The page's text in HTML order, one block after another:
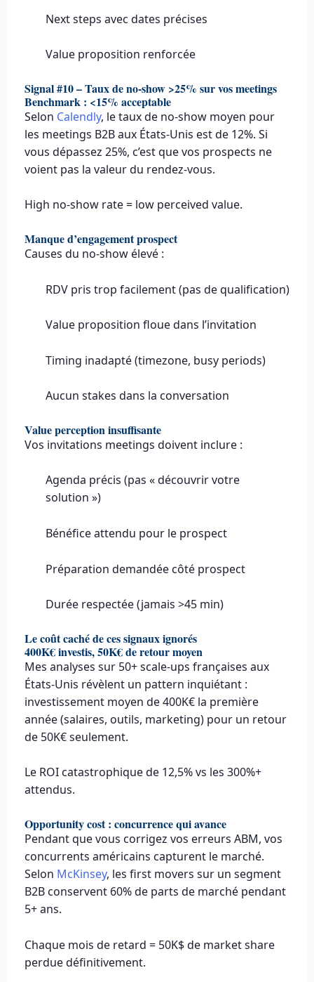
Next steps avec dates précises
Value proposition renforcée
Signal #10 – Taux de no-show >25% sur vos meetings
Benchmark : <15% acceptable
Selon Calendly, le taux de no-show moyen pour
les meetings B2B aux États-Unis est de 12%. Si
vous dépassez 25%, c’est que vos prospects ne
voient pas la valeur du rendez-vous.
High no-show rate = low perceived value.
Manque d’engagement prospect
Causes du no-show élevé :
RDV pris trop facilement (pas de qualification)
Value proposition floue dans l’invitation
Timing inadapté (timezone, busy periods)
Aucun stakes dans la conversation
Value perception insuffisante
Vos invitations meetings doivent inclure :
Agenda précis (pas « découvrir votre
solution »)
Bénéfice attendu pour le prospect
Préparation demandée côté prospect
Durée respectée (jamais >45 min)
Le coût caché de ces signaux ignorés
400K€ investis, 50K€ de retour moyen
Mes analyses sur 50+ scale-ups françaises aux
États-Unis révèlent un pattern inquiétant :
investissement moyen de 400K€ la première
année (salaires, outils, marketing) pour un retour
de 50K€ seulement.
Le ROI catastrophique de 12,5% vs les 300%+
attendus.
Opportunity cost : concurrence qui avance
Pendant que vous corrigez vos erreurs ABM, vos
concurrents américains capturent le marché.
Selon McKinsey, les first movers sur un segment
B2B conservent 60% de parts de marché pendant
5+ ans.
Chaque mois de retard = 50K$ de market share
perdue définitivement.